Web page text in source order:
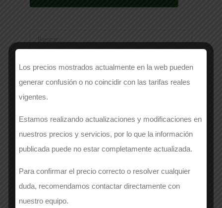
Categorías
Cocina
Laboral
Los precios mostrados actualmente en la web pueden
generar confusión o no coincidir con las tarifas reales
vigentes.
Estamos realizando actualizaciones y modificaciones en
nuestros precios y servicios, por lo que la información
publicada puede no estar completamente actualizada.
Para confirmar el precio correcto o resolver cualquier
duda, recomendamos contactar directamente con
nuestro equipo.